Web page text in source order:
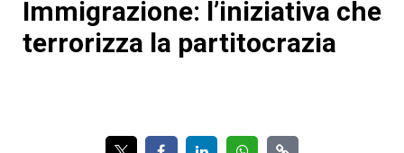
Immigrazione: l’iniziativa che
terrorizza la partitocrazia